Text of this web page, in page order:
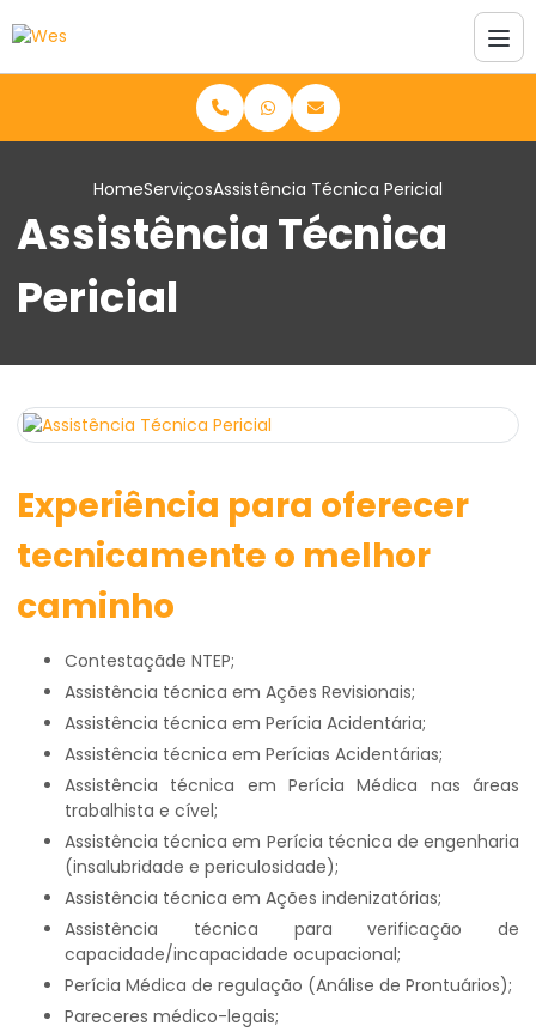
HomeServiçosAssistência Técnica Pericial
Assistência Técnica
Pericial
Experiência para oferecer
tecnicamente o melhor
caminho
Contestaçãde NTEP;
Assistência técnica em Ações Revisionais;
Assistência técnica em Perícia Acidentária;
Assistência técnica em Perícias Acidentárias;
Assistência técnica em Perícia Médica nas áreas
trabalhista e cível;
Assistência técnica em Perícia técnica de engenharia
(insalubridade e periculosidade);
Assistência técnica em Ações indenizatórias;
Assistência técnica para verificação de
capacidade/incapacidade ocupacional;
Perícia Médica de regulação (Análise de Prontuários);
Pareceres médico-legais;